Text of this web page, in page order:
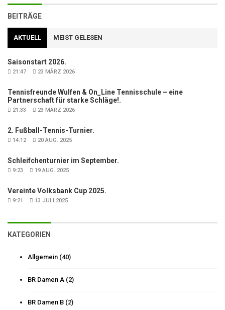
BEITRÄGE
AKTUELL MEIST GELESEN
Saisonstart 2026.
21:47 23 MÄRZ 2026
Tennisfreunde Wulfen & On_Line Tennisschule – eine
Partnerschaft für starke Schläge!.
21:33 23 MÄRZ 2026
2. Fußball-Tennis-Turnier.
14:12 20 AUG. 2025
Schleifchenturnier im September.
9:23 19 AUG. 2025
Vereinte Volksbank Cup 2025.
9:21 13 JULI 2025
KATEGORIEN
Allgemein (40)
BR Damen A (2)
BR Damen B (2)